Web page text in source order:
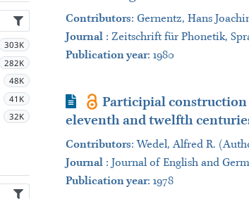
303K
282K
48K
41K
32K
Contributors: Gernentz, Hans
Journal: Zeitschrift für Phonetik,
Publication year: 1980
Journal Article
Participial construction
eleventh and twelfth
Contributors:Wedel, Alfred R.
Journal: Journal of English and
Publication year: 1978